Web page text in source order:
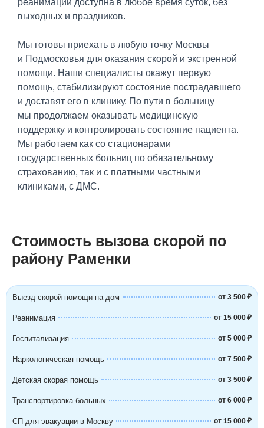
реанимации доступна в любое время суток, без
выходных и праздников.
Мы готовы приехать в любую точку Москвы
и Подмосковья для оказания скорой и экстренной
помощи. Наши специалисты окажут первую
помощь, стабилизируют состояние пострадавшего
и доставят его в клинику. По пути в больницу
мы продолжаем оказывать медицинскую
поддержку и контролировать состояние пациента.
Мы работаем как со стационарами
государственных больниц по обязательному
страхованию, так и с платными частными
клиниками, с ДМС.
Стоимость вызова скорой по
району Раменки
Выезд скорой помощи на дом от 3 500 ₽
Реанимация от 15 000 ₽
Госпитализация от 5 000 ₽
Наркологическая помощь от 7 500 ₽
Детская скорая помощь от 3 500 ₽
Транспортировка больных от 6 000 ₽
СП для эвакуации в Москву от 15 000 ₽